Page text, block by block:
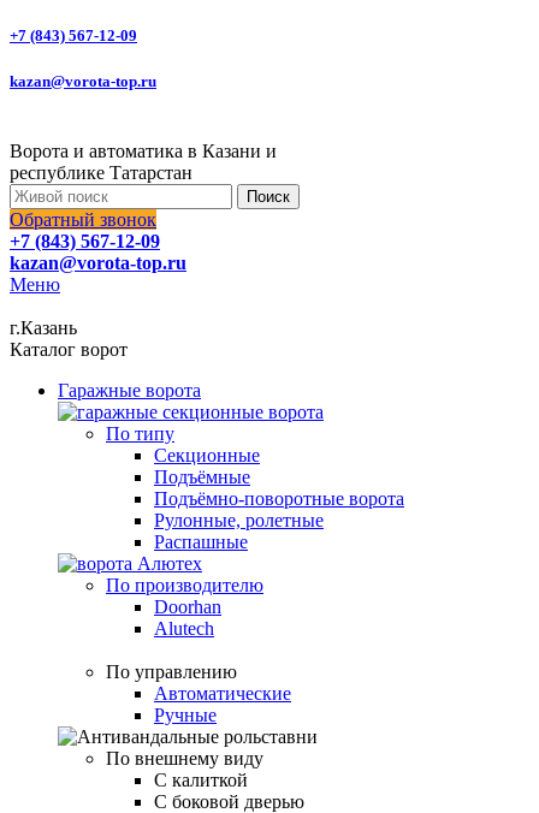
+7 (843) 567-12-09
kazan@vorota-top.ru
Ворота и автоматика в Казани и
республике Татарстан
Поиск
Обратный звонок
+7 (843) 567-12-09
kazan@vorota-top.ru
Меню
г.Казань
Каталог ворот
Гаражные ворота
По типу
Секционные
Подъёмные
Подъёмно-поворотные ворота
Рулонные, ролетные
Распашные
По производителю
Doorhan
Alutech
По управлению
Автоматические
Ручные
По внешнему виду
С калиткой
С боковой дверью